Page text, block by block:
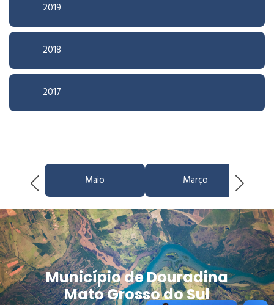
2019
2018
2017
Maio Março
Município de Douradina
Mato Grosso do Sul